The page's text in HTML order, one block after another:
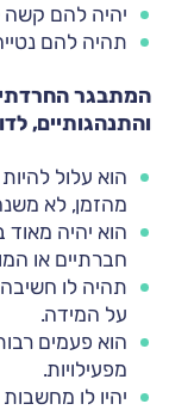
יהיה להם
תהיה להם
המתבגר החרדתי
והתנהגותיים,
הוא עלול
מהזמן, לא
הוא יהיה מאוד
חברתיים או
תהיה לו
על המידה.
הוא פעמים
מפעילויות.
יהיו לו